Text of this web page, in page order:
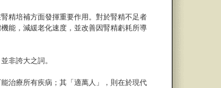
精培補方面發揮重要作用。對於腎精不足者
能，減緩老化速度，並改善因腎精虧耗所導
非誇大之詞。
治療所有疾病；其「適萬人」，則在於現代